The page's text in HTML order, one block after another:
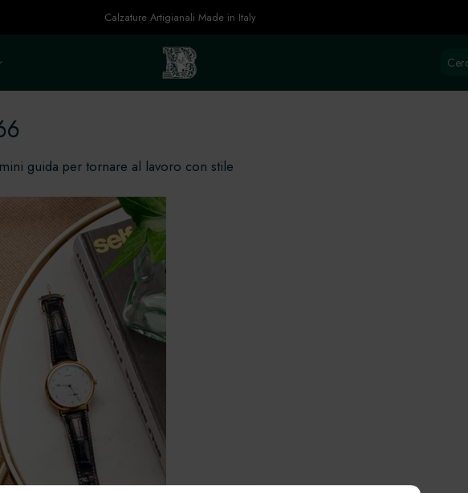
Calzature Artigianali Made in Italy
Cerca:
guida per tornare al lavoro con stile